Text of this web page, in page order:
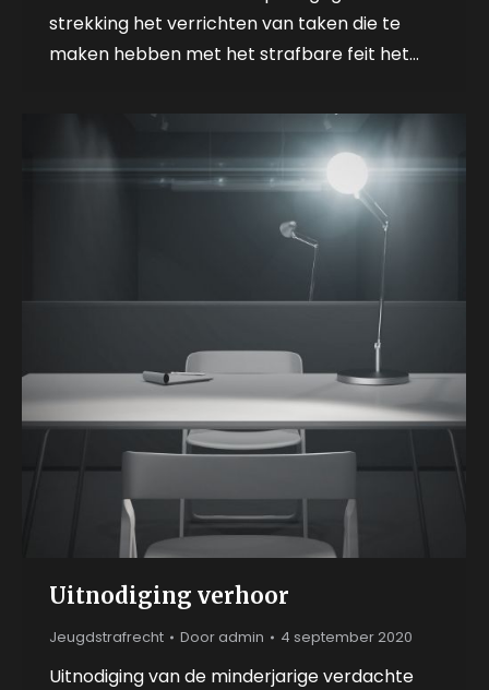
strekking het verrichten van taken die te
maken hebben met het strafbare feit het…
Uitnodiging verhoor
Jeugdstrafrecht Door admin 4 september 2020
Uitnodiging van de minderjarige verdachte